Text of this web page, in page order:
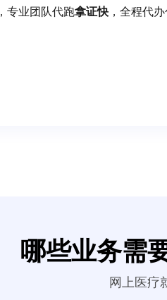
，专业团队代跑拿证快 ，全程代
哪些业务需
网上医疗